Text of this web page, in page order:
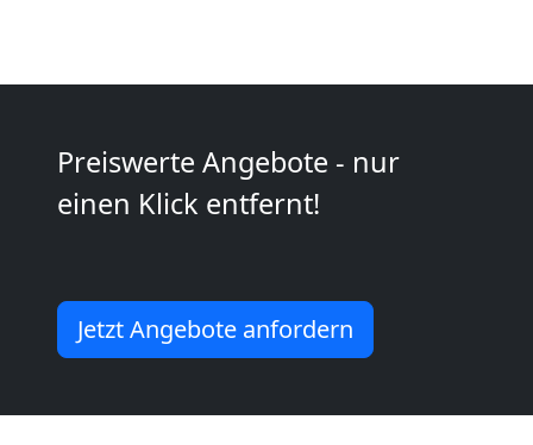
Preiswerte Angebote - nur
einen Klick entfernt!
Jetzt Angebote anfordern
Wolfsberg
Wolfsberg
Beiladung